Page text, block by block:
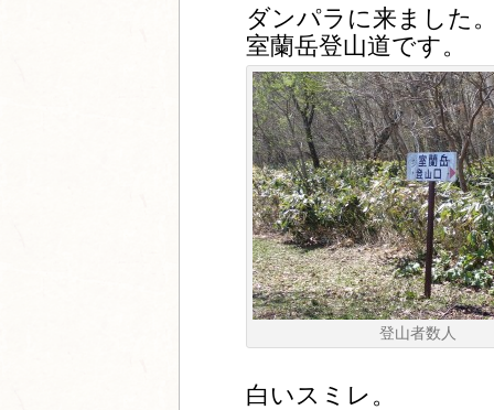
ダンパラに来ました
室蘭岳登山道です。
登山者数人
白いスミレ。